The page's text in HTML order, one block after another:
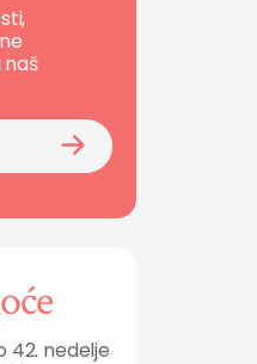
naš
42. nedelje